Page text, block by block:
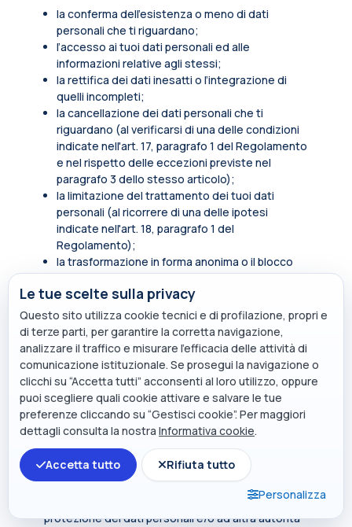
la conferma dell’esistenza o meno di dati
personali che ti riguardano;
l’accesso ai tuoi dati personali ed alle
informazioni relative agli stessi;
la rettifica dei dati inesatti o l’integrazione di
quelli incompleti;
la cancellazione dei dati personali che ti
riguardano (al verificarsi di una delle condizioni
indicate nell'art. 17, paragrafo 1 del Regolamento
e nel rispetto delle eccezioni previste nel
paragrafo 3 dello stesso articolo);
la limitazione del trattamento dei tuoi dati
personali (al ricorrere di una delle ipotesi
indicate nell'art. 18, paragrafo 1 del
Regolamento);
la trasformazione in forma anonima o il blocco
dei dati trattati in violazione di legge, compresi
quelli di cui non è necessaria la conservazione in
relazione agli scopi per i quali i dati sono stati
raccolti o successivamente trattati.
In qualità di soggetto interessato hai inoltre diritto
di opporti, in tutto o in parte, per motivi legittimi al
trattamento dei dati personali che ti riguardano,
ancorché pertinenti allo scopo della raccolta.
Tali diritti sono esercitabili rivolgendosi al punto di
contattoprivacy@polimi.it.
Qualora tu ritenga che i tuoi diritti siano stati violati
dal titolare e/o da un terzo, hai il diritto di
presentare un reclamo all’Autorità per la
protezione dei dati personali e/o ad altra autorità
Le tue scelte sulla privacy
Questo sito utilizza cookie tecnici e di profilazione, propri e
di terze parti, per garantire la corretta navigazione,
analizzare il traffico e misurare l’efficacia delle attività di
comunicazione istituzionale. Se prosegui la navigazione o
clicchi su “Accetta tutti” acconsenti al loro utilizzo, oppure
puoi scegliere quali cookie attivare e salvare le tue
preferenze cliccando su “Gestisci cookie”. Per maggiori
dettagli consulta la nostra Informativa cookie.
Accetta tutto
Rifiuta tutto
Personalizza